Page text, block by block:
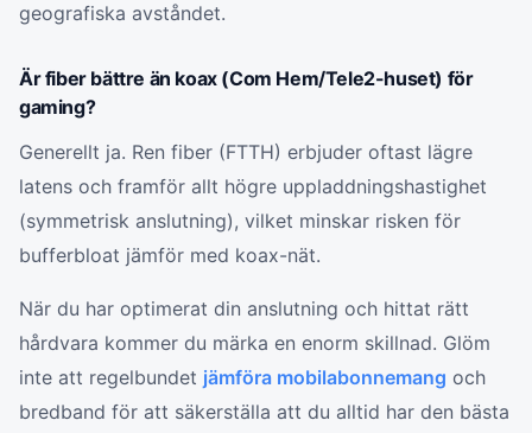
geografiska avståndet.
Är fiber bättre än koax (Com Hem/Tele2-huset) för
gaming?
Generellt ja. Ren fiber (FTTH) erbjuder oftast lägre
latens och framför allt högre uppladdningshastighet
(symmetrisk anslutning), vilket minskar risken för
bufferbloat jämför med koax-nät.
När du har optimerat din anslutning och hittat rätt
hårdvara kommer du märka en enorm skillnad. Glöm
inte att regelbundet jämföra mobilabonnemang och
bredband för att säkerställa att du alltid har den bästa